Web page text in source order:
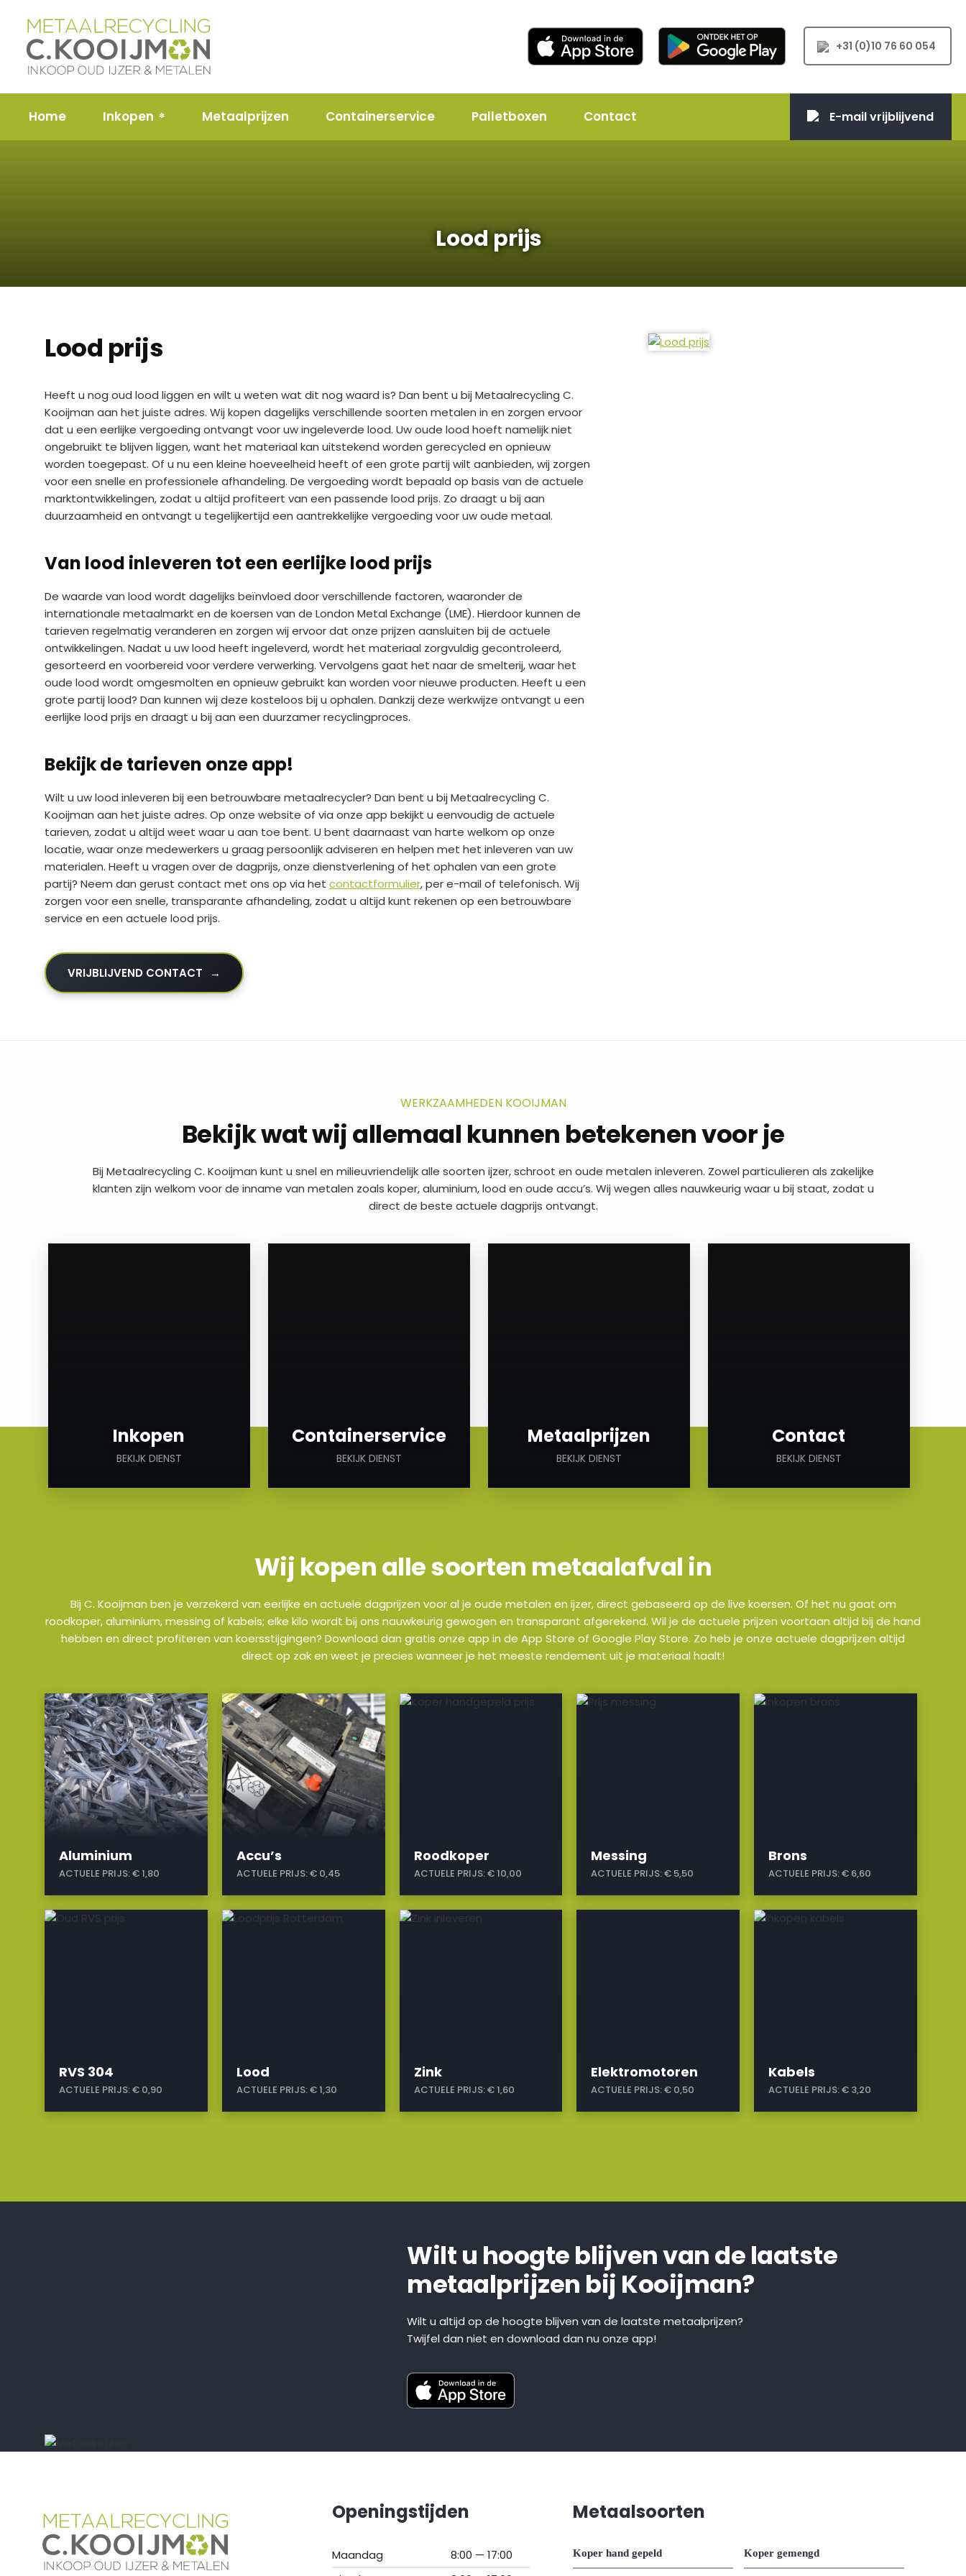
+31 (0)10 76 60 054
Home Inkopen Metaalprijzen Containerservice Palletboxen Contact E-mail vrijblijvend
Lood prijs
Lood prijs
Heeft u nog oud lood liggen en wilt u weten wat dit nog waard is? Dan bent u bij Metaalrecycling C.
Kooijman aan het juiste adres. Wij kopen dagelijks verschillende soorten metalen in en zorgen ervoor
dat u een eerlijke vergoeding ontvangt voor uw ingeleverde lood. Uw oude lood hoeft namelijk niet
ongebruikt te blijven liggen, want het materiaal kan uitstekend worden gerecycled en opnieuw
worden toegepast. Of u nu een kleine hoeveelheid heeft of een grote partij wilt aanbieden, wij zorgen
voor een snelle en professionele afhandeling. De vergoeding wordt bepaald op basis van de actuele
marktontwikkelingen, zodat u altijd profiteert van een passende lood prijs. Zo draagt u bij aan
duurzaamheid en ontvangt u tegelijkertijd een aantrekkelijke vergoeding voor uw oude metaal.
Van lood inleveren tot een eerlijke lood prijs
De waarde van lood wordt dagelijks beïnvloed door verschillende factoren, waaronder de
internationale metaalmarkt en de koersen van de London Metal Exchange (LME). Hierdoor kunnen de
tarieven regelmatig veranderen en zorgen wij ervoor dat onze prijzen aansluiten bij de actuele
ontwikkelingen. Nadat u uw lood heeft ingeleverd, wordt het materiaal zorgvuldig gecontroleerd,
gesorteerd en voorbereid voor verdere verwerking. Vervolgens gaat het naar de smelterij, waar het
oude lood wordt omgesmolten en opnieuw gebruikt kan worden voor nieuwe producten. Heeft u een
grote partij lood? Dan kunnen wij deze kosteloos bij u ophalen. Dankzij deze werkwijze ontvangt u een
eerlijke lood prijs en draagt u bij aan een duurzamer recyclingproces.
Bekijk de tarieven onze app!
Wilt u uw lood inleveren bij een betrouwbare metaalrecycler? Dan bent u bij Metaalrecycling C.
Kooijman aan het juiste adres. Op onze website of via onze app bekijkt u eenvoudig de actuele
tarieven, zodat u altijd weet waar u aan toe bent. U bent daarnaast van harte welkom op onze
locatie, waar onze medewerkers u graag persoonlijk adviseren en helpen met het inleveren van uw
materialen. Heeft u vragen over de dagprijs, onze dienstverlening of het ophalen van een grote
partij? Neem dan gerust contact met ons op via het contactformulier, per e-mail of telefonisch. Wij
zorgen voor een snelle, transparante afhandeling, zodat u altijd kunt rekenen op een betrouwbare
service en een actuele lood prijs.
VRIJBLIJVEND CONTACT
WERKZAAMHEDEN KOOIJMAN
Bekijk wat wij allemaal kunnen betekenen voor je
Bij Metaalrecycling C. Kooijman kunt u snel en milieuvriendelijk alle soorten ijzer, schroot en oude metalen inleveren. Zowel particulieren als zakelijke
klanten zijn welkom voor de inname van metalen zoals koper, aluminium, lood en oude accu’s. Wij wegen alles nauwkeurig waar u bij staat, zodat u
direct de beste actuele dagprijs ontvangt.
Inkopen
BEKIJK DIENST
Containerservice
BEKIJK DIENST
Metaalprijzen
BEKIJK DIENST
Contact
BEKIJK DIENST
Wij kopen alle soorten metaalafval in
Bij C. Kooijman ben je verzekerd van eerlijke en actuele dagprijzen voor al je oude metalen en ijzer, direct gebaseerd op de live koersen. Of het nu gaat om
roodkoper, aluminium, messing of kabels; elke kilo wordt bij ons nauwkeurig gewogen en transparant afgerekend. Wil je de actuele prijzen voortaan altijd bij de hand
hebben en direct profiteren van koersstijgingen? Download dan gratis onze app in de App Store of Google Play Store. Zo heb je onze actuele dagprijzen altijd
direct op zak en weet je precies wanneer je het meeste rendement uit je materiaal haalt!
Aluminium
ACTUELE PRIJS:€ 1,80
a
Accu’s
ACTUELE PRIJS:€ 0,45
a
Roodkoper
ACTUELE PRIJS:€ 10,00
a
Messing
ACTUELE PRIJS:€ 5,50
a
Brons
ACTUELE PRIJS:€ 6,60
a
RVS 304
ACTUELE PRIJS:€ 0,90
a
Lood
ACTUELE PRIJS:€ 1,30
a
Zink
ACTUELE PRIJS:€ 1,60
a
Elektromotoren
ACTUELE PRIJS:€ 0,50
Kabels
ACTUELE PRIJS:€ 3,20
a
Wilt u hoogte blijven van de laatste
metaalprijzen bij Kooijman?
Wilt u altijd op de hoogte blijven van de laatste metaalprijzen?
Twijfel dan niet en download dan nu onze app!
Openingstijden
Maandag
8:00 — 17:00
Metaalsoorten
Koper hand gepeld Koper gemengd